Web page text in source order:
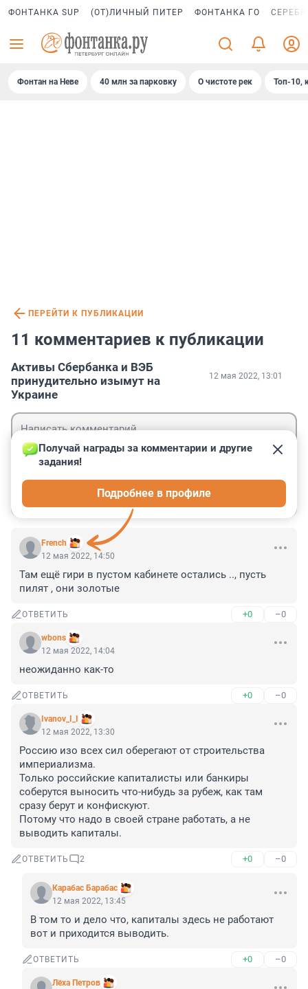
ФОНТАНКА SUP (ОТ)ЛИЧНЫЙ ПИТЕР ФОНТАНКА ГО
Фонтан на Неве 40 млн за парковку О чистоте рек Топ-10,
ПЕРЕЙТИ К ПУБЛИКАЦИИ
11 комментариев к публикации
Активы Сбербанка и ВЭБ
принудительно изымут на
Украине
12 мая 2022, 13:01
French
Получай награды за комментарии и другие
задания!
Подробнее в профиле
12 мая 2022, 14:50
Там ещё гири в пустом кабинете остались .., пусть
пилят , они золотые
ОТВЕТИТЬ +0 –0
wbons
12 мая 2022, 14:04
неожиданно как-то
ОТВЕТИТЬ +0 –0
Ivanov_I_I
12 мая 2022, 13:30
Россию изо всех сил оберегают от строительства
империализма.
Только российские капиталисты или банкиры
соберутся выносить что-нибудь за рубеж, как там
сразу берут и конфискуют.
Потому что надо в своей стране работать, а не
выводить капиталы.
ОТВЕТИТЬ 2 +0 –0
Карабас Барабас
12 мая 2022, 13:45
В том то и дело что, капиталы здесь не работают
вот и приходится выводить.
ОТВЕТИТЬ +0 –0
Лёха Петров